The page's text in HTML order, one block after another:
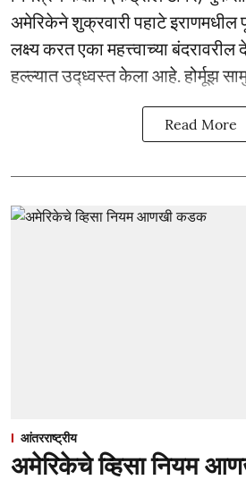
अमेरिकेने शुक्रवारी पहाटे
लक्ष्य करत एका महत्त्वाच्या
हल्ल्यात उद्ध्वस्त केला आहे. होर्मूझ
Read More
आंतरराष्ट्रीय
अमेरिकेचे व्हिसा नियम